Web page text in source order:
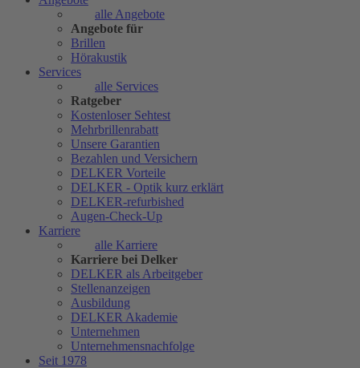
alle Angebote
Angebote für
Brillen
Hörakustik
Services
alle Services
Ratgeber
Kostenloser Sehtest
Mehrbrillenrabatt
Unsere Garantien
Bezahlen und Versichern
DELKER Vorteile
DELKER - Optik kurz erklärt
DELKER-refurbished
Augen-Check-Up
Karriere
alle Karriere
Karriere bei Delker
DELKER als Arbeitgeber
Stellenanzeigen
Ausbildung
DELKER Akademie
Unternehmen
Unternehmensnachfolge
Seit 1978